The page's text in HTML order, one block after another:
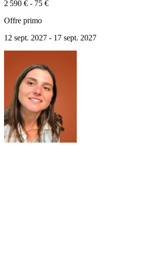
2 590 € - 75 €
Offre primo
12 sept. 2027 - 17 sept. 2027